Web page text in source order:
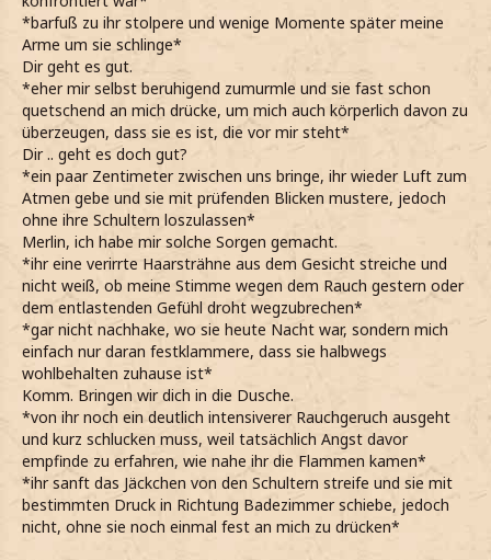
*barfuß zu ihr stolpere und wenige Momente später meine
Arme um sie schlinge*
Dir geht es gut.
*eher mir selbst beruhigend zumurmle und sie fast schon
quetschend an mich drücke, um mich auch körperlich davon zu
überzeugen, dass sie es ist, die vor mir steht*
Dir .. geht es doch gut?
*ein paar Zentimeter zwischen uns bringe, ihr wieder Luft zum
Atmen gebe und sie mit prüfenden Blicken mustere, jedoch
ohne ihre Schultern loszulassen*
Merlin, ich habe mir solche Sorgen gemacht.
*ihr eine verirrte Haarsträhne aus dem Gesicht streiche und
nicht weiß, ob meine Stimme wegen dem Rauch gestern oder
dem entlastenden Gefühl droht wegzubrechen*
*gar nicht nachhake, wo sie heute Nacht war, sondern mich
einfach nur daran festklammere, dass sie halbwegs
wohlbehalten zuhause ist*
Komm. Bringen wir dich in die Dusche.
*von ihr noch ein deutlich intensiverer Rauchgeruch ausgeht
und kurz schlucken muss, weil tatsächlich Angst davor
empfinde zu erfahren, wie nahe ihr die Flammen kamen*
*ihr sanft das Jäckchen von den Schultern streife und sie mit
bestimmten Druck in Richtung Badezimmer schiebe, jedoch
nicht, ohne sie noch einmal fest an mich zu drücken*